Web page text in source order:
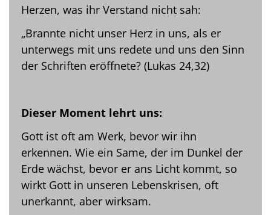
Herzen, was ihr Verstand nicht sah:
„Brannte nicht unser Herz in uns, als er
unterwegs mit uns redete und uns den Sinn
der Schriften eröffnete? (Lukas 24,32)
Dieser Moment lehrt uns:
Gott ist oft am Werk, bevor wir ihn
erkennen. Wie ein Same, der im Dunkel der
Erde wächst, bevor er ans Licht kommt, so
wirkt Gott in unseren Lebenskrisen, oft
unerkannt, aber wirksam.